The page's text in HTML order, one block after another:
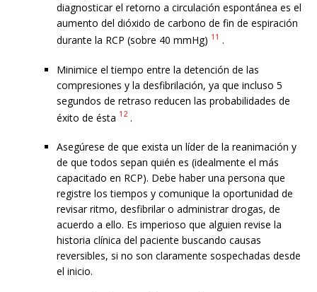
diagnosticar el retorno a circulación espontánea es el
aumento del dióxido de carbono de fin de espiración
durante la RCP (sobre 40 mmHg) 11 .
Minimice el tiempo entre la detención de las
compresiones y la desfibrilación, ya que incluso 5
segundos de retraso reducen las probabilidades de
éxito de ésta 12 .
Asegúrese de que exista un líder de la reanimación y
de que todos sepan quién es (idealmente el más
capacitado en RCP). Debe haber una persona que
registre los tiempos y comunique la oportunidad de
revisar ritmo, desfibrilar o administrar drogas, de
acuerdo a ello. Es imperioso que alguien revise la
historia clínica del paciente buscando causas
reversibles, si no son claramente sospechadas desde
el inicio.